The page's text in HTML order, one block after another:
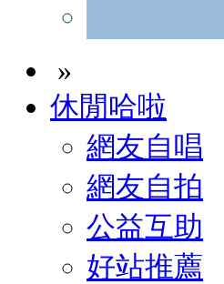
»
休閒哈啦
網友自唱
網友自拍
公益互助
好站推薦